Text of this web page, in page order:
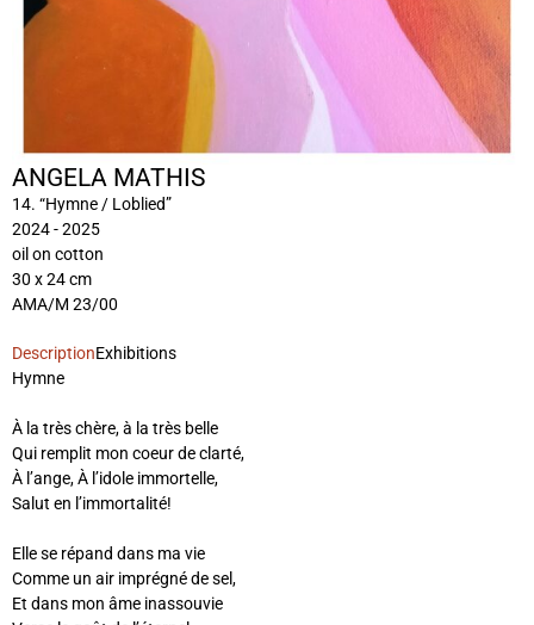
ANGELA MATHIS
14. “Hymne / Loblied”
2024 - 2025
oil on cotton
30 x 24 cm
AMA/M 23/00
DescriptionExhibitions
Hymne
À la très chère, à la très belle
Qui remplit mon coeur de clarté,
À l’ange, À l’idole immortelle,
Salut en l’immortalité!
Elle se répand dans ma vie
Comme un air imprégné de sel,
Et dans mon âme inassouvie